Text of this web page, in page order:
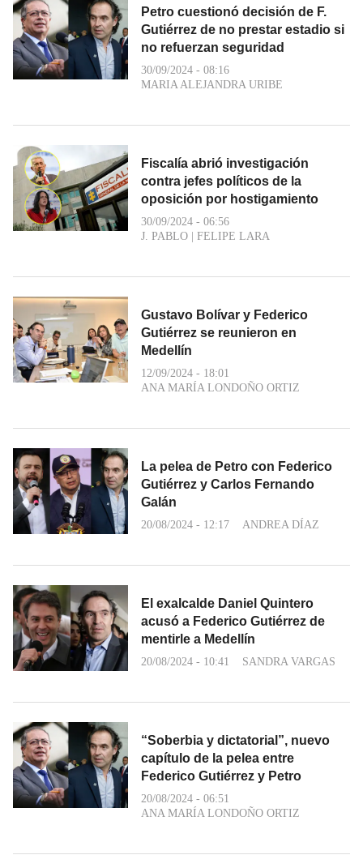
Petro cuestionó decisión de F.
Gutiérrez de no prestar estadio si
no refuerzan seguridad
30/09/2024 - 08:16
MARIA ALEJANDRA URIBE
Fiscalía abrió investigación
contra jefes políticos de la
oposición por hostigamiento
30/09/2024 - 06:56
J. PABLO | FELIPE LARA
Gustavo Bolívar y Federico
Gutiérrez se reunieron en
Medellín
12/09/2024 - 18:01
ANA MARÍA LONDOÑO ORTIZ
La pelea de Petro con Federico
Gutiérrez y Carlos Fernando
Galán
20/08/2024 - 12:17 ANDREA DÍAZ
El exalcalde Daniel Quintero
acusó a Federico Gutiérrez de
mentirle a Medellín
20/08/2024 - 10:41 SANDRA VARGAS
“Soberbia y dictatorial”, nuevo
capítulo de la pelea entre
Federico Gutiérrez y Petro
20/08/2024 - 06:51
ANA MARÍA LONDOÑO ORTIZ